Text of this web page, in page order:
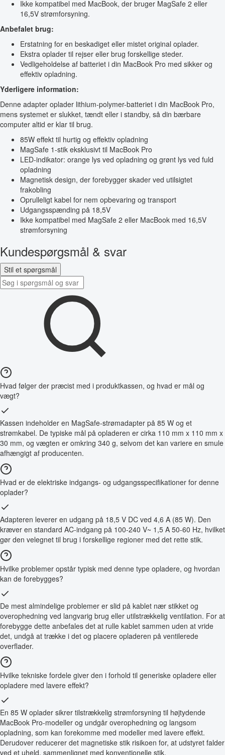
Ikke kompatibel med MacBook, der bruger MagSafe 2 eller
16,5V strømforsyning.
Anbefalet brug:
Erstatning for en beskadiget eller mistet original oplader.
Ekstra oplader til rejser eller brug forskellige steder.
Vedligeholdelse af batteriet i din MacBook Pro med sikker og
effektiv opladning.
Yderligere information:
Denne adapter oplader lithium-polymer-batteriet i din MacBook Pro,
mens systemet er slukket, tændt eller i standby, så din bærbare
computer altid er klar til brug.
85W effekt til hurtig og effektiv opladning
MagSafe 1-stik eksklusivt til MacBook Pro
LED-indikator: orange lys ved opladning og grønt lys ved fuld
opladning
Magnetisk design, der forebygger skader ved utilsigtet
frakobling
Oprulleligt kabel for nem opbevaring og transport
Udgangsspænding på 18,5V
Ikke kompatibel med MagSafe 2 eller MacBook med 16,5V
strømforsyning
Kundespørgsmål & svar
Stil et spørgsmål
Hvad følger der præcist med i produktkassen, og hvad er mål og
vægt?
Kassen indeholder en MagSafe-strømadapter på 85 W og et
strømkabel. De typiske mål på opladeren er cirka 110 mm x 110 mm x
30 mm, og vægten er omkring 340 g, selvom det kan variere en smule
afhængigt af producenten.
Hvad er de elektriske indgangs- og udgangsspecifikationer for denne
oplader?
Adapteren leverer en udgang på 18,5 V DC ved 4,6 A (85 W). Den
kræver en standard AC-indgang på 100-240 V~ 1,5 A 50-60 Hz, hvilket
gør den velegnet til brug i forskellige regioner med det rette stik.
Hvilke problemer opstår typisk med denne type opladere, og hvordan
kan de forebygges?
De mest almindelige problemer er slid på kablet nær stikket og
overophedning ved langvarig brug eller utilstrækkelig ventilation. For at
forebygge dette anbefales det at rulle kablet sammen uden at vride
det, undgå at trække i det og placere opladeren på ventilerede
overflader.
Hvilke tekniske fordele giver den i forhold til generiske opladere eller
opladere med lavere effekt?
En 85 W oplader sikrer tilstrækkelig strømforsyning til højtydende
MacBook Pro-modeller og undgår overophedning og langsom
opladning, som kan forekomme med modeller med lavere effekt.
Derudover reducerer det magnetiske stik risikoen for, at udstyret falder
ved et uheld, sammenlignet med konventionelle stik.